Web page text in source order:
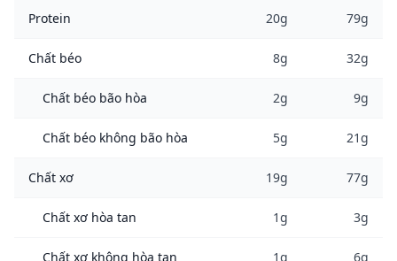
Protein 20g 79g
Chất béo 8g 32g
Chất béo bão hòa 2g 9g
Chất béo không bão hòa 5g 21g
Chất xơ 19g 77g
Chất xơ hòa tan 1g 3g
Chất xơ không hòa tan 1g 6g